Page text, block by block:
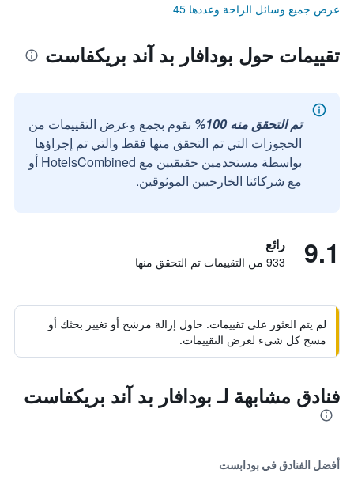
عرض جميع وسائل الراحة وعددها 45
تقييمات حول بودافار بد آند بريكفاست
تم التحقق منه 100%
نقوم بجمع وعرض التقييمات من
الحجوزات التي تم التحقق منها فقط والتي تم إجراؤها
بواسطة مستخدمين حقيقيين مع HotelsCombined أو
مع شركائنا الخارجيين الموثوقين.
9.1 رائع
933 من التقييمات تم التحقق منها
لم يتم العثور على تقييمات. حاول إزالة مرشح أو تغيير بحثك أو
مسح كل شيء لعرض التقييمات.
فنادق مشابهة لـ بودافار بد آند بريكفاست
أفضل الفنادق في بودابست